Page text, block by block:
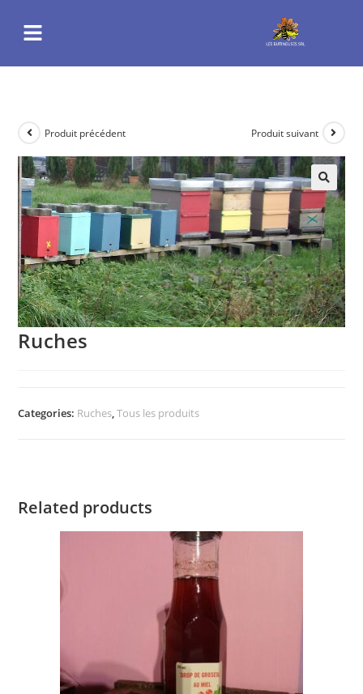
Produit précédent Produit suivant
Ruches
Categories: Ruches,Tous les produits
Related products